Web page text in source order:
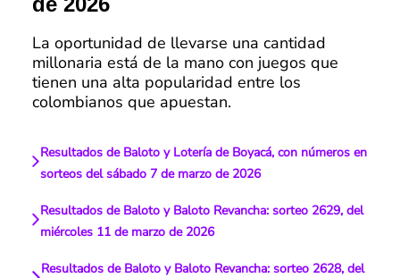
La oportunidad de llevarse una cantidad
millonaria está de la mano con juegos que
tienen una alta popularidad entre los
colombianos que apuestan.
Resultados de Baloto y Lotería de Boyacá, con números en
sorteos del sábado 7 de marzo de 2026
Resultados de Baloto y Baloto Revancha: sorteo 2629, del
miércoles 11 de marzo de 2026
Resultados de Baloto y Baloto Revancha: sorteo 2628, del